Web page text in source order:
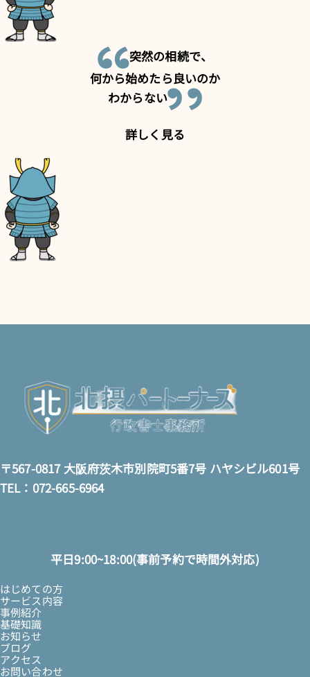
突然の相続で、
何から始めたら良いのか
わからない
詳しく見る
〒567-0817 大阪府茨木市別院町5番7号 ハヤシビル601号
TEL：072-665-6964
平日9:00~18:00(事前予約で時間外対応)
はじめての方
サービス内容
事例紹介
基礎知識
お知らせ
ブログ
アクセス
お問い合わせ